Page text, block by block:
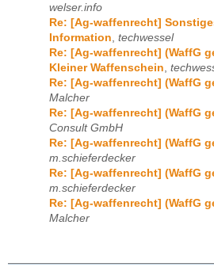
welser.info
Re: [Ag-waffenrecht]
Information, techwessel
Re: [Ag-waffenrecht] (WaffG
Kleiner Waffenschein,
Re: [Ag-waffenrecht] (WaffG
Malcher
Re: [Ag-waffenrecht] (WaffG
Consult GmbH
Re: [Ag-waffenrecht] (WaffG
m.schieferdecker
Re: [Ag-waffenrecht] (WaffG
m.schieferdecker
Re: [Ag-waffenrecht] (WaffG
Malcher